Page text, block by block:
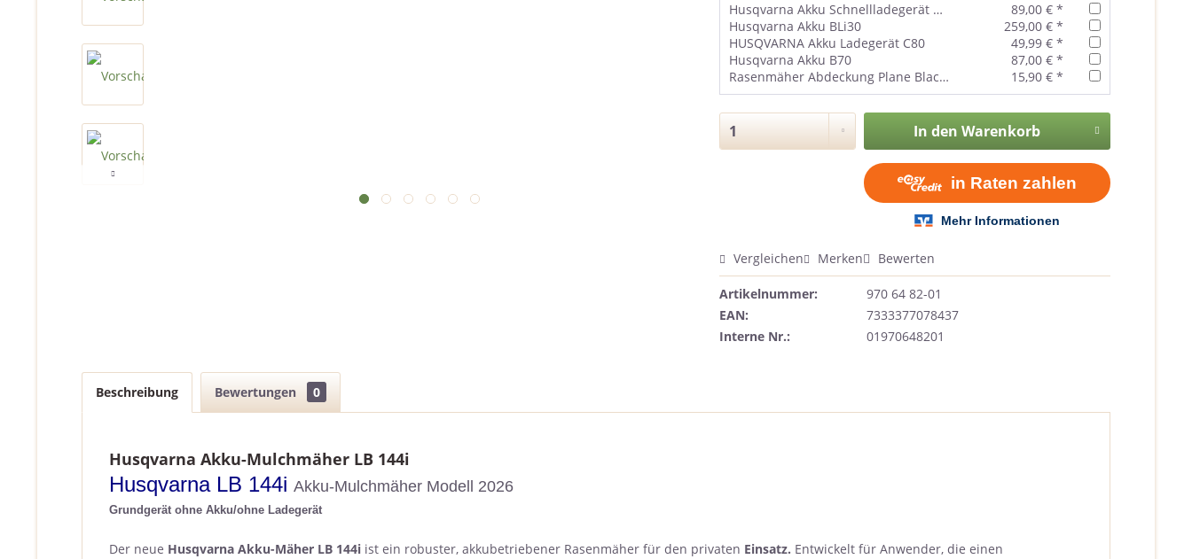
Husqvarna Akku Schnellladegerät QC250
89,00 € *
Husqvarna Akku BLi30
259,00 € *
HUSQVARNA Akku Ladegerät C80
49,99 € *
Husqvarna Akku B70
87,00 € *
Rasenmäher Abdeckung Plane Black Edition
15,90 € *
In den Warenkorb
Vergleichen Merken Bewerten
Artikelnummer:
970 64 82-01
EAN:
7333377078437
Interne Nr.:
01970648201
Beschreibung Bewertungen 0
Husqvarna Akku-Mulchmäher LB 144i
Husqvarna LB 144i Akku-Mulchmäher Modell 2026
Grundgerät ohne Akku/ohne Ladegerät
Der neue Husqvarna Akku-Mäher LB 144i ist ein robuster, akkubetriebener Rasenmäher für den privaten Einsatz. Entwickelt für Anwender, die einen